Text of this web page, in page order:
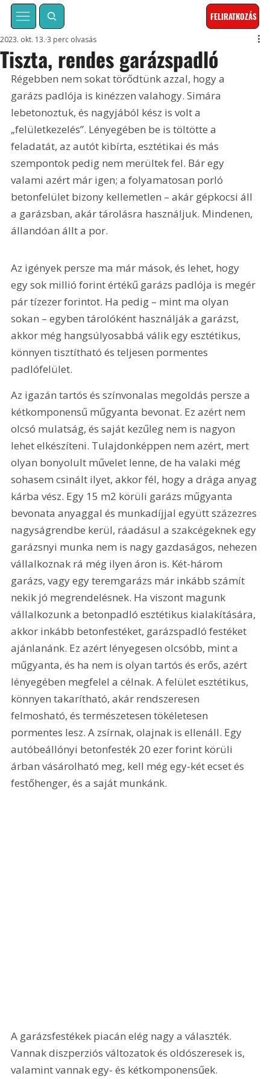
FELIRATKOZÁS
Tiszta, rendes garázspadló
2023. okt. 13. 3 perc olvasás
Régebben nem sokat törődtünk azzal, hogy a
garázs padlója is kinézzen valahogy. Simára
lebetonoztuk, és nagyjából kész is volt a
„felületkezelés”. Lényegében be is töltötte a
feladatát, az autót kibírta, esztétikai és más
szempontok pedig nem merültek fel. Bár egy
valami azért már igen; a folyamatosan porló
betonfelület bizony kellemetlen – akár gépkocsi áll
a garázsban, akár tárolásra használjuk. Mindenen,
állandóan állt a por.
Az igények persze ma már mások, és lehet, hogy
egy sok millió forint értékű garázs padlója is megér
pár tízezer forintot. Ha pedig – mint ma olyan
sokan – egyben tárolóként használják a garázst,
akkor még hangsúlyosabbá válik egy esztétikus,
könnyen tisztítható és teljesen pormentes
padlófelület.
Az igazán tartós és színvonalas megoldás persze a
kétkomponensű műgyanta bevonat. Ez azért nem
olcsó mulatság, és saját kezűleg nem is nagyon
lehet elkészíteni. Tulajdonképpen nem azért, mert
olyan bonyolult művelet lenne, de ha valaki még
sohasem csinált ilyet, akkor fél, hogy a drága anyag
kárba vész. Egy 15 m2 körüli garázs műgyanta
bevonata anyaggal és munkadíjjal együtt százezres
nagyságrendbe kerül, ráadásul a szakcégeknek egy
garázsnyi munka nem is nagy gazdaságos, nehezen
vállalkoznak rá még ilyen áron is. Két-három
garázs, vagy egy teremgarázs már inkább számít
nekik jó megrendelésnek. Ha viszont magunk
vállalkozunk a betonpadló esztétikus kialakítására,
akkor inkább betonfestéket, garázspadló festéket
ajánlanánk. Ez azért lényegesen olcsóbb, mint a
műgyanta, és ha nem is olyan tartós és erős, azért
lényegében megfelel a célnak. A felület esztétikus,
könnyen takarítható, akár rendszeresen
felmosható, és természetesen tökéletesen
pormentes lesz. A zsírnak, olajnak is ellenáll. Egy
autóbeállónyi betonfesték 20 ezer forint körüli
árban vásárolható meg, kell még egy-két ecset és
festőhenger, és a saját munkánk.
A garázsfestékek piacán elég nagy a választék.
Vannak diszperziós változatok és oldószeresek is,
valamint vannak egy- és kétkomponensűek.